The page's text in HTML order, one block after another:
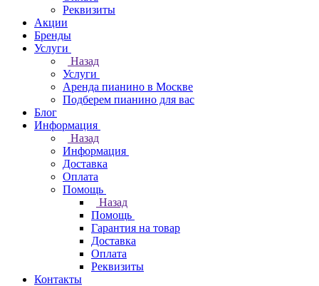
Реквизиты
Акции
Бренды
Услуги
Назад
Услуги
Аренда пианино в Москве
Подберем пианино для вас
Блог
Информация
Назад
Информация
Доставка
Оплата
Помощь
Назад
Помощь
Гарантия на товар
Доставка
Оплата
Реквизиты
Контакты